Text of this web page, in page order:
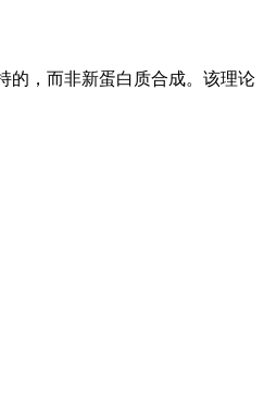
的，而非新蛋白质合成。该理论